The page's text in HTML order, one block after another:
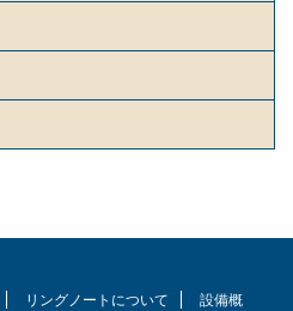
リングノートについて
設備概